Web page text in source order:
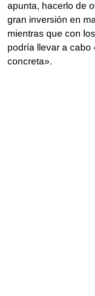
apunta, hacerlo de
gran inversión en
mientras que con
podría llevar a cabo
concreta».